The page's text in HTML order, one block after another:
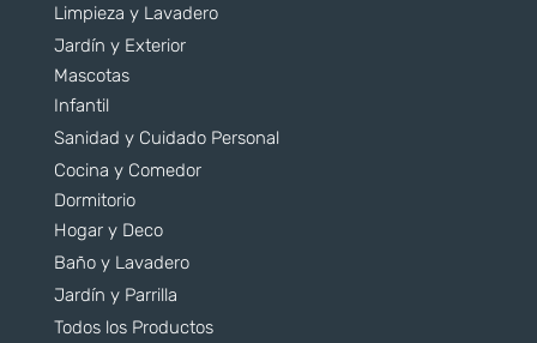
Limpieza y Lavadero
Jardín y Exterior
Mascotas
Infantil
Sanidad y Cuidado Personal
Cocina y Comedor
Dormitorio
Hogar y Deco
Baño y Lavadero
Jardín y Parrilla
Todos los Productos